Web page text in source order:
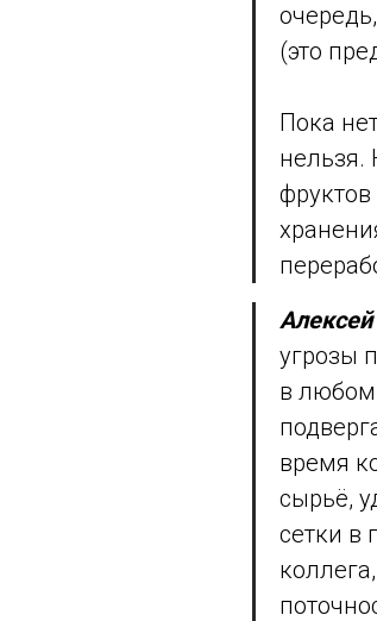
(это
Пока
нельзя.
угрозы
в любом
время
сырьё,
сетки в